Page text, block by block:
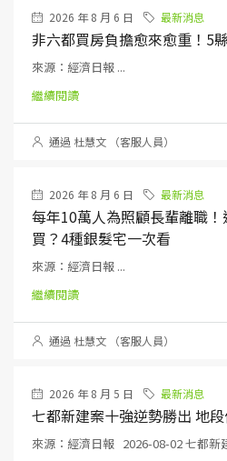
2026 年 8 月 6 日 最新消息
非六都買房負擔愈來愈重！5
來源：經濟日報 ...
繼續閱讀
通過 杜慧文 （客服人員）
2026 年 8 月 6 日 最新消息
每年10萬人為照顧長輩離職
買？4種銀髮宅一次看
來源：經濟日報 ...
繼續閱讀
通過 杜慧文 （客服人員）
2026 年 8 月 5 日 最新消息
七都新建案十強逆勢勝出 地
來源：經濟日報 2026-08-02 七都新